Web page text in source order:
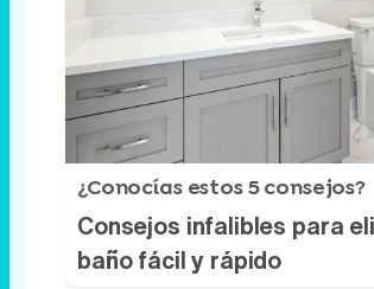
¿Conocías estos 5 consejos?
Consejos infalibles para
baño fácil y rápido